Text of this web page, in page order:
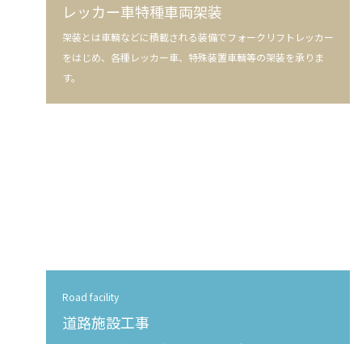
レッカー車特種車両架装
架装とは車輌などに積載される装備でフォークリフトレッカー
をはじめ、各種レッカー車、特殊装置車輌等の架装を承りま
す。
Road facility
道路施設工事